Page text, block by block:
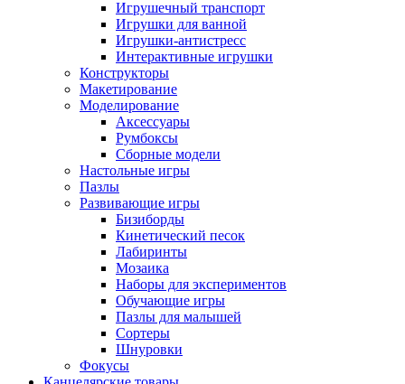
Игрушечный транспорт
Игрушки для ванной
Игрушки-антистресс
Интерактивные игрушки
Конструкторы
Макетирование
Моделирование
Аксессуары
Румбоксы
Сборные модели
Настольные игры
Пазлы
Развивающие игры
Бизиборды
Кинетический песок
Лабиринты
Мозаика
Наборы для экспериментов
Обучающие игры
Пазлы для малышей
Сортеры
Шнуровки
Фокусы